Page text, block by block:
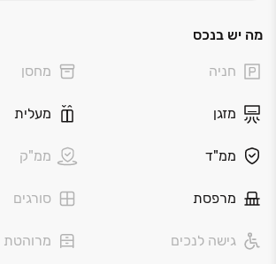
להעניק לכם חוויה משפחתית שלמה ואיכותית
פנטהאו
מה יש בנכס
חניה מחסן
מזגן מעלית
ממ"ד ממ"ק
מרפסת סורגים
גישה לנכים מרוהטת